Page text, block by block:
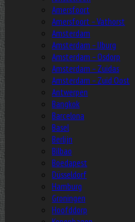
Amersfoort
Amersfoort – Vathorst
Amsterdam
Amsterdam – IJburg
Amsterdam – Osdorp
Amsterdam – Zuidas
Amsterdam – Zuid Oost
Antwerpen
Bangkok
Barcelona
Basel
Berlijn
Bilbao
Boedapest
Düsseldorf
Hamburg
Groningen
Hoofddorp